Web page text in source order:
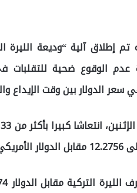
تم إطلاق آلية “وديعة
عدم الوقوع ضحية
سعر الدولار بين وقت الإيداع